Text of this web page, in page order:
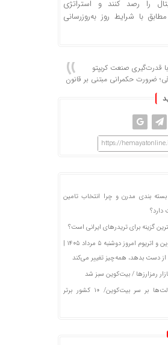
را رصد کنند و استراتژی
با شرایط روز به‌روزرسانی
قدرت‌گیری صنعت کریپتو
ضرورت حکمرانی مبتنی بر قانون
https://
بندی مدرن و چرا انتخاب تامین
قیمت تتر، بیت‌کوین و اتریوم امروز دوشنبه ۵ مرداد ۱۴۰۵ |
از دست بدهد، همه‌چیز تغییر می‌کند
رمزارزها / بیت‌کوین سبز شد
رقابت پنهان دولت‌ها بر سر بیت‌کوین/ ۱۰ کشور برتر